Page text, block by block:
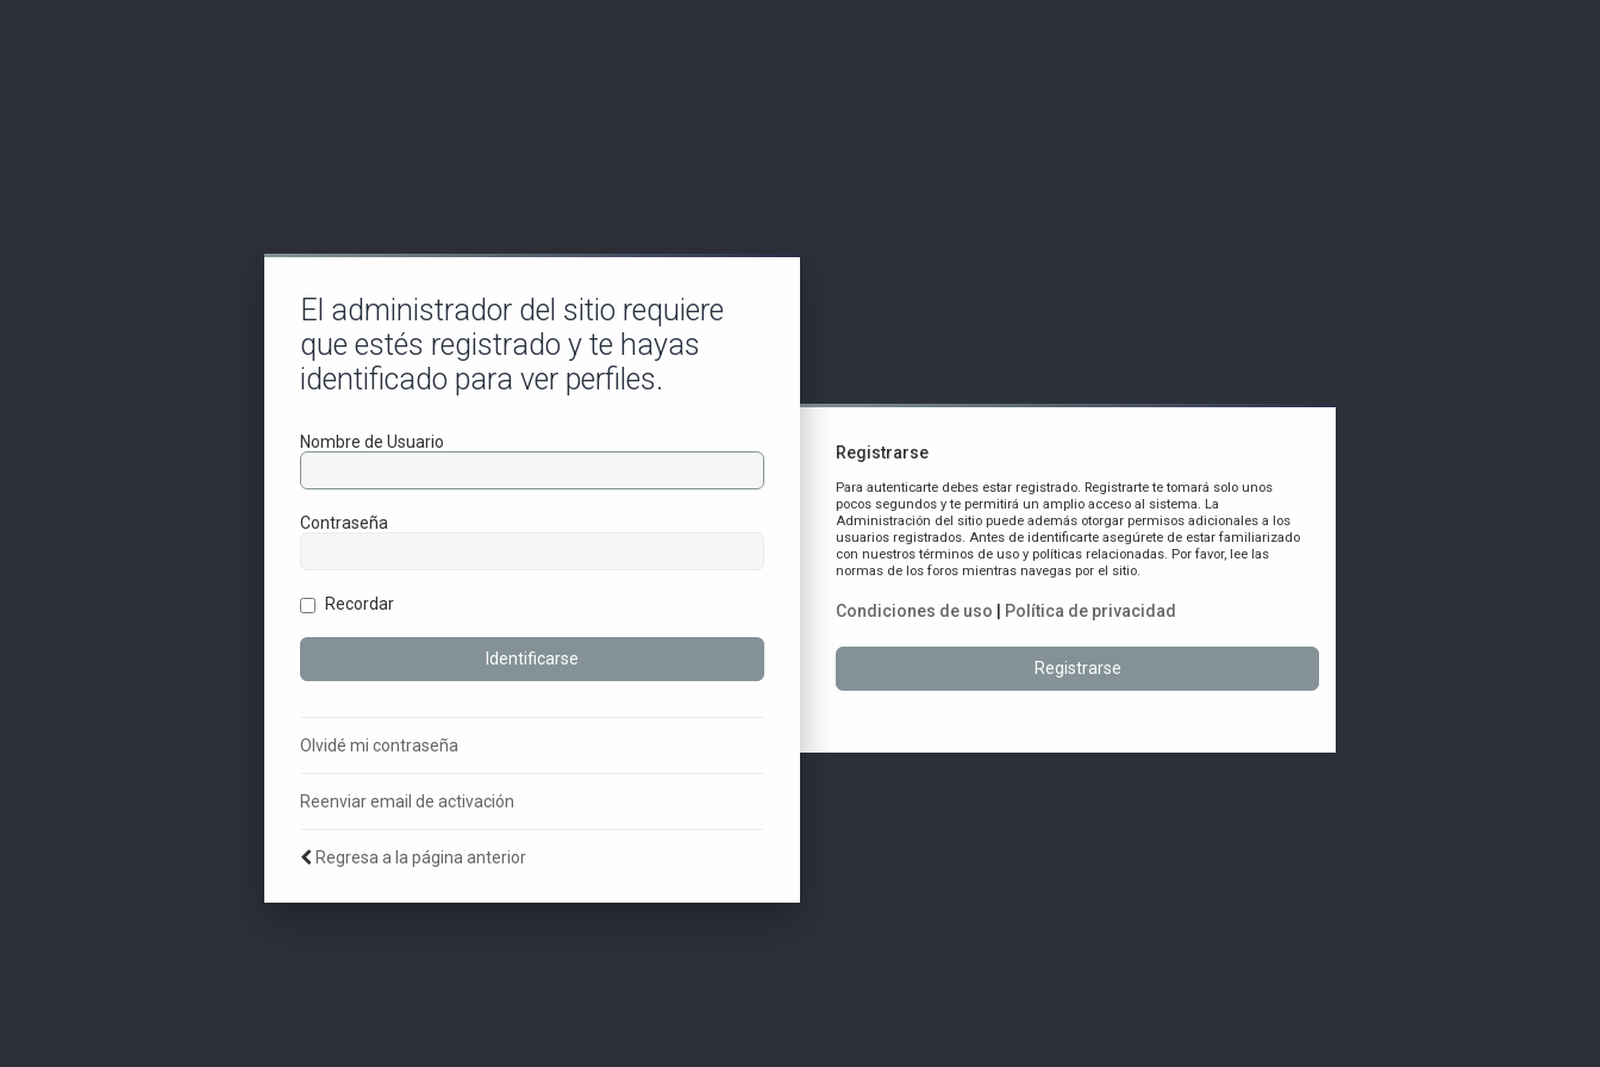
El administrador del sitio requiere
que estés registrado y te hayas
identificado para ver perfiles.
Nombre de Usuario
Contraseña
Recordar
Olvidé mi contraseña
Reenviar email de activación
Regresa a la página anterior
Registrarse
Para autenticarte debes estar registrado. Registrarte te tomará solo unos
pocos segundos y te permitirá un amplio acceso al sistema. La
Administración del sitio puede además otorgar permisos adicionales a los
usuarios registrados. Antes de identificarte asegúrete de estar familiarizado
con nuestros términos de uso y políticas relacionadas. Por favor, lee las
normas de los foros mientras navegas por el sitio.
Condiciones de uso Política de privacidad
Registrarse